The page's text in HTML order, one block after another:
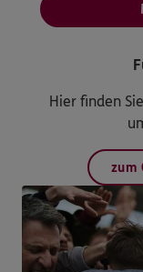
Hier finden
zum